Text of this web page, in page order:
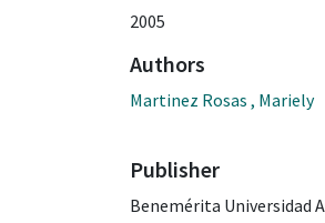
2005
Authors
Martinez Rosas , Mariely
Publisher
Benemérita Universidad